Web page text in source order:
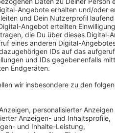
Bau der Markthalle am
Probleme bei der
Frühjahr - also Ende des
von lokalen Investoren
geben. Also Fisch-
Suppen- und Eintopfrestaurant,
einen Bäcker geben. Die
Stadt werden. Verzögerungen
alter Erbpachtrechte.